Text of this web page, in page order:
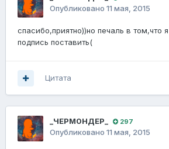
Опубликовано 11 мая, 2015
спасибо,приятно))но печаль в том,что
подпись поставить(
Цитата
_ЧЕРМ0НДЕР_ 297
Опубликовано 11 мая, 2015